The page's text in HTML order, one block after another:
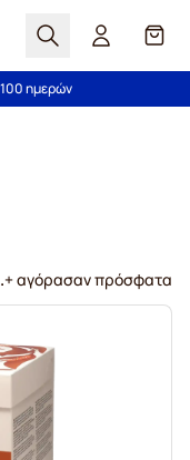
Αναζήτηση
49,00€
ημερών
+ αγόρασαν πρόσφατα